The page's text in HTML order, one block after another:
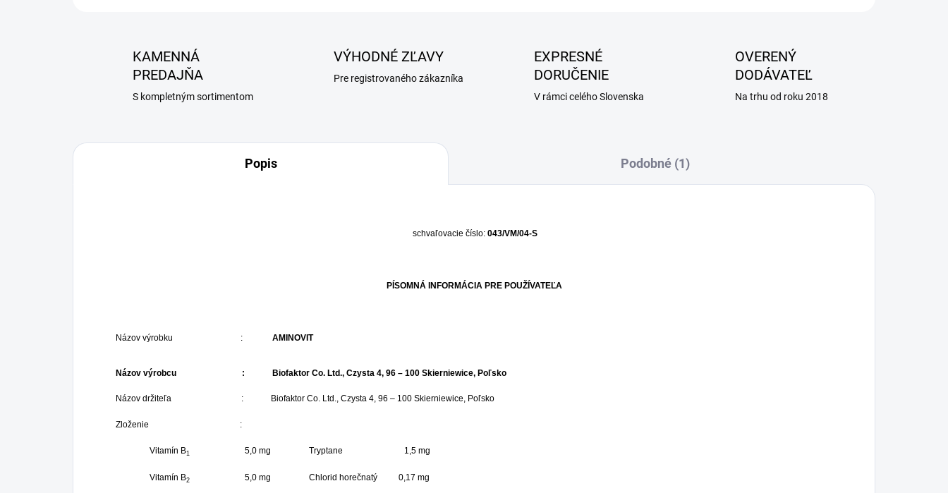
KAMENNÁ
PREDAJŇA
S kompletným sortimentom
VÝHODNÉ ZĽAVY
Pre registrovaného zákazníka
EXPRESNÉ
DORUČENIE
V rámci celého Slovenska
OVERENÝ
DODÁVATEĽ
Na trhu od roku 2018
Popis Podobné (1)
schvaľovacie číslo: 043/VM/04-S
PÍSOMNÁ INFORMÁCIA PRE POUŽÍVATEĽA
Názov výrobku : AMINOVIT
Názov výrobcu : Biofaktor Co. Ltd., Czysta 4, 96 – 100 Skierniewice, Poľsko
Názov držiteľa : Biofaktor Co. Ltd., Czysta 4, 96 – 100 Skierniewice, Poľsko
Zloženie :
Vitamín B1 5,0 mg Tryptane 1,5 mg
Vitamín B2 5,0 mg Chlorid horečnatý 0,17 mg